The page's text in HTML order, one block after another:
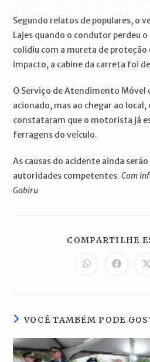
Segundo relatos de populares, o
Lajes quando o condutor perdeu
colidiu com a mureta de proteção
impacto, a cabine da carreta foi
O Serviço de Atendimento Móvel
acionado, mas ao chegar ao
constataram que o motorista já
ferragens do veículo.
As causas do acidente ainda
autoridades competentes.Com
Gabiru
COMPARTILHE
Abre
em
nova
Abre
em
nova
VOCÊ TAMBÉM PODE